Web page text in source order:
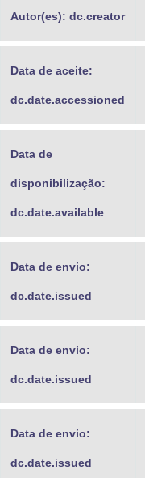
Autor(es): dc.creator
Data de aceite:
dc.date.accessioned
Data de
disponibilização:
dc.date.available
Data de envio:
dc.date.issued
Data de envio:
dc.date.issued
Data de envio:
dc.date.issued